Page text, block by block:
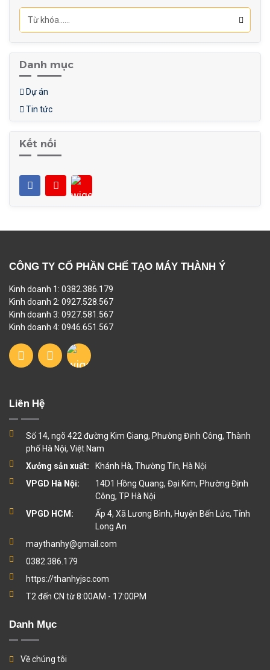
Danh mục
Dự án
Tin tức
Kết nối
CÔNG TY CỔ PHẦN CHẾ TẠO MÁY THÀNH Ý
Kinh doanh 1: 0382.386.179
Kinh doanh 2: 0927.528.567
Kinh doanh 3: 0927.581.567
Kinh doanh 4: 0946.651.567
Liên Hệ
Số 14, ngõ 422 đường Kim Giang, Phường Định Công, Thành
phố Hà Nội, Việt Nam
Xưởng sản xuất:
Khánh Hà, Thường Tín, Hà Nội
VPGD Hà Nội:
14D1 Hồng Quang, Đại Kim, Phường Định
Công, TP Hà Nội
VPGD HCM:
Ấp 4, Xã Lương Bình, Huyện Bến Lức, Tỉnh
Long An
maythanhy@gmail.com
0382.386.179
https://thanhyjsc.com
T2 đến CN từ 8:00AM - 17:00PM
Danh Mục
Về chúng tôi